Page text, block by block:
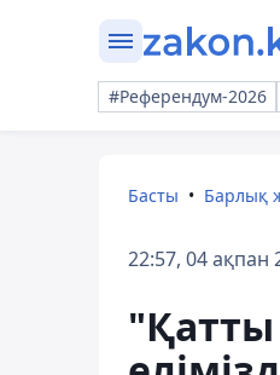
#Референдум-2026
Басты Барлық
22:57, 04 ақпан